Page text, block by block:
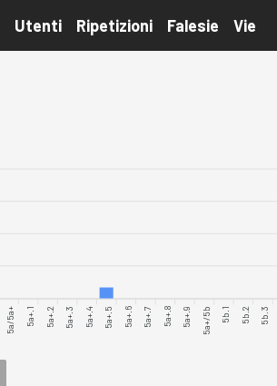
Utenti Ripetizioni Falesie Vie
5a/5a+ 5a+.1 5a+.2 5a+.3 5a+.4 5a+.5 5a+.6 5a+.7 5a+.8 5a+.9 5a+/5b 5b.1 5b.2 5b.3